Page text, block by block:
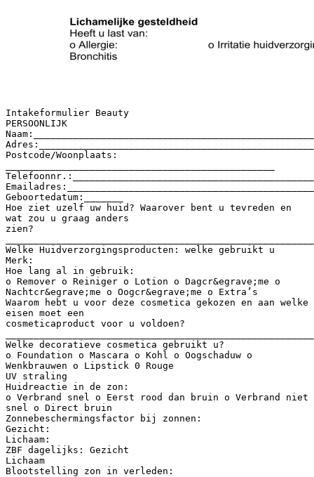
Intakeformulier Beauty
PERSOONLIJK
Postcode/Woonplaats:
Geboortedatum:_______
Hoe ziet uzelf uw huid? Waarover bent u tevreden en
wat zou u graag anders
zien?
Welke Huidverzorgingsproducten: welke gebruikt u
Merk:
Hoe lang al in gebruik:
o Remover o Reiniger o Lotion o Dagcr&egrave;me o
Nachtcr&egrave;me o Oogcr&egrave;me o Extra’s
Waarom hebt u voor deze cosmetica gekozen en aan welke
eisen moet een
cosmeticaproduct voor u voldoen?
Welke decoratieve cosmetica gebruikt u?
o Foundation o Mascara o Kohl o Oogschaduw o
Wenkbrauwen o Lipstick 0 Rouge
UV straling
Huidreactie in de zon:
o Verbrand snel o Eerst rood dan bruin o Verbrand niet
snel o Direct bruin
Zonnebeschermingsfactor bij zonnen:
Gezicht:
Lichaam:
ZBF dagelijks: Gezicht
Lichaam
Blootstelling zon in verleden: